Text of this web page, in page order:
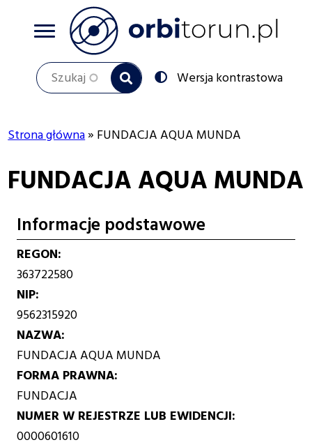
Szukaj
Przełącz
na:
Wersja kontrastowa
nawigacyjna
Strona główna FUNDACJA AQUA MUNDA
FUNDACJA AQUA MUNDA
Informacje podstawowe
REGON
363722580
NIP
9562315920
NAZWA
FUNDACJA AQUA MUNDA
FORMA PRAWNA
FUNDACJA
NUMER W REJESTRZE LUB EWIDENCJI
0000601610